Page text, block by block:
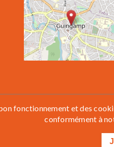
CGV Règlement
fonctionnement et des
conformément à